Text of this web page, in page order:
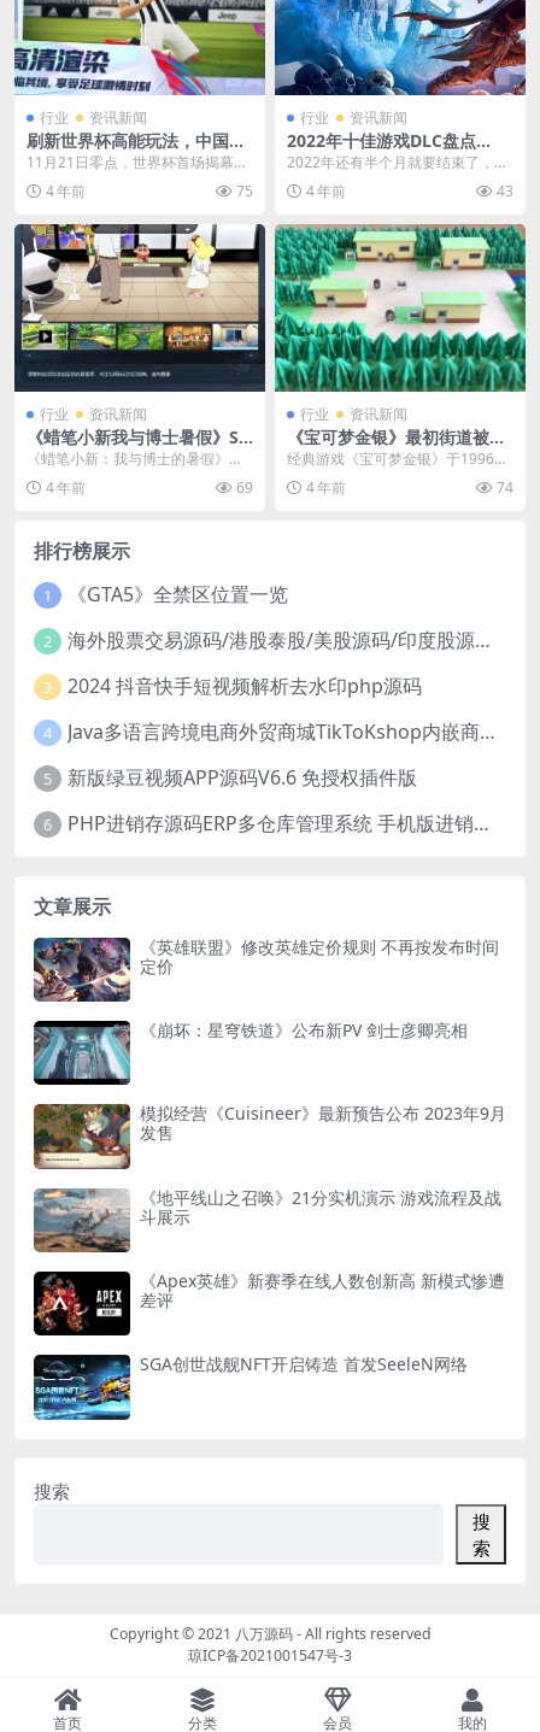
行业 资讯新闻
刷新世界杯高能玩法，中国移
动5G云游戏“指尖赛场”
11月21日零点，世界杯首场揭幕战
一触即燃。32支球队，64场赛事蓄
势待发，本届...
4 年前 75
行业 资讯新闻
2022年十佳游戏DLC盘点
《茶杯头》《怪猎曙光》在列
2022年还有半个月就要结束了，在
这一年中有许多游戏发售，此外也
有很多优秀的游戏...
4 年前 43
行业 资讯新闻
《蜡笔小新我与博士暑假》St
eam国区价格永降至199元
《蜡笔小新：我与博士的暑假》在S
team国区的售价永久降低。本作现
已从269元降...
4 年前 69
行业 资讯新闻
《宝可梦金银》最初街道被玩
家用近71小时还原，完成534
棵树
经典游戏《宝可梦金银》于1996年
登陆GB平台，相信不少老玩家还有
印象，近日一位...
4 年前 74
排行榜展示
1 《GTA5》全禁区位置一览
2 海外股票交易源码/港股泰股/美股源码/印度股源码/马拉西亚股票源码/国际股票配资
3 2024 抖音快手短视频解析去水印php源码
4 Java多语言跨境电商外贸商城TikToKshop内嵌商城I商家入驻I一键铺
5 新版绿豆视频APP源码V6.6 免授权插件版
6 PHP进销存源码ERP多仓库管理系统 手机版进销存 php网络版进销存小程序
文章展示
《英雄联盟》修改英雄定价规则 不再按发布时间
定价
《崩坏：星穹铁道》公布新PV 剑士彦卿亮相
模拟经营《Cuisineer》最新预告公布 2023年9月
发售
《地平线山之召唤》21分实机演示 游戏流程及战
斗展示
《Apex英雄》新赛季在线人数创新高 新模式惨遭
差评
SGA创世战舰NFT开启铸造 首发SeeleN网络
搜索
搜
索
Copyright © 2021 八万源码- All rights reserved
琼ICP备2021001547号-3
首页 分类 会员 我的